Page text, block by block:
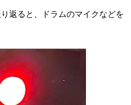
返ると、ドラムのマイクなどを